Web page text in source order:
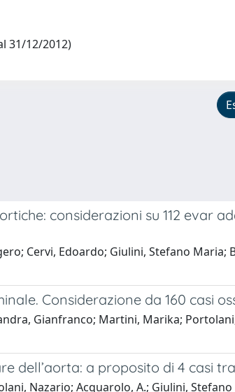
31/12/2012)
considerazioni su 112 evar
Cervi, Edoardo; Giulini, Stefano Maria;
Considerazione da 160 casi
Gianfranco; Martini, Marika;
dell’aorta: a proposito di 4 casi
Nazario; Acquarolo, A.; Giulini,